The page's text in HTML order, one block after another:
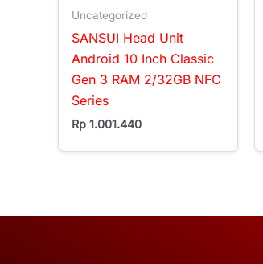
Uncategorized
SANSUI Head Unit
Android 10 Inch Classic
Gen 3 RAM 2/32GB NFC
Series
Rp 1.001.440